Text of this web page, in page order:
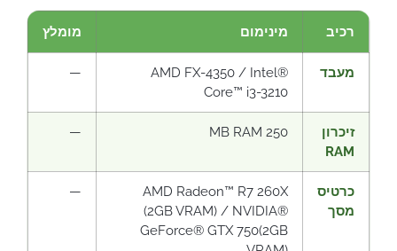
רכיב מינימום מומלץ
מעבד
AMD FX-4350 / Intel®
Core™ i3-3210
—
זיכרון
RAM
250 MB RAM
—
כרטיס
מסך
AMD Radeon™ R7 260X
(2GB VRAM) / NVIDIA®
GeForce® GTX 750(2GB
—